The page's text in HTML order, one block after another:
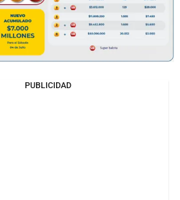
PUBLICIDAD